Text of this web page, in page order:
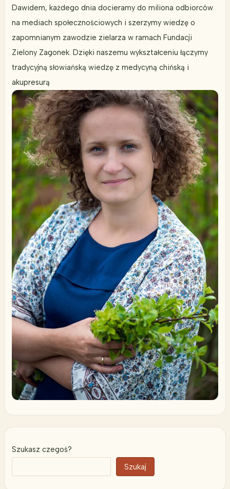
Dawidem, każdego dnia docieramy do miliona odbiorców
na mediach społecznościowych i szerzymy wiedzę o
zapomnianym zawodzie zielarza w ramach Fundacji
Zielony Zagonek. Dzięki naszemu wykształceniu łączymy
tradycyjną słowiańską wiedzę z medycyną chińską i
akupresurą
Szukasz czegoś?
Szukaj